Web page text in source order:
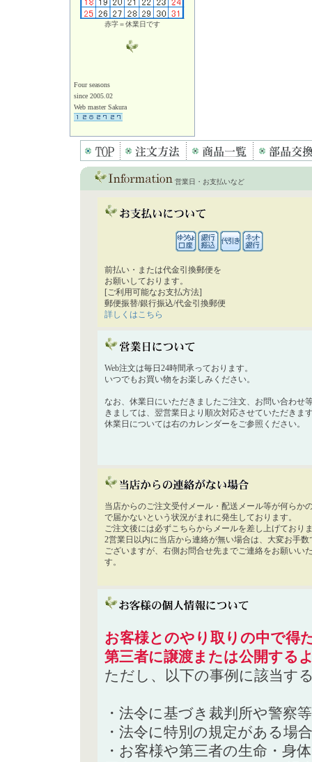
赤字＝休業日です
Four seasons
since 2005.02
Web master Sakura
営業日・お支払いなど
前払い・または代金引換郵便を
お願いしております。
[ご利用可能なお支払方法]
郵便振替/銀行振込/代金引換郵便
詳しくはこちら
Web注文は毎日24時間承っております。
いつでもお買い物をお楽しみください。
なお、休業日にいただきましたご注文、お問い合わせ
きましては、翌営業日より順次対応させていただきま
休業日については右のカレンダーをご参照ください。
当店からのご注文受付メール・配送メール等が何らか
で届かないという状況がまれに発生しております。
ご注文後には必ずこちらからメールを差し上げており
2営業日以内に当店から連絡が無い場合は、大変お手数
ございますが、右側お問合せ先までご連絡をお願いい
す。
お客様とのやり取りの中で得
第三者に譲渡または公開する
ただし、以下の事例に該当す
・法令に基づき裁判所や警察
・法令に特別の規定がある場合
・お客様や第三者の生命・身